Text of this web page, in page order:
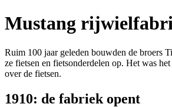
Mustang
Ruim 100 jaar geleden bouwden de broers
ze fietsen en fietsonderdelen op. Het was
over de fietsen.
1910: de fabriek opent